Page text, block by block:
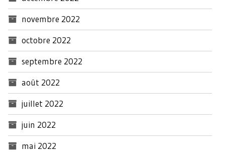
novembre 2022
octobre 2022
septembre 2022
août 2022
juillet 2022
juin 2022
mai 2022